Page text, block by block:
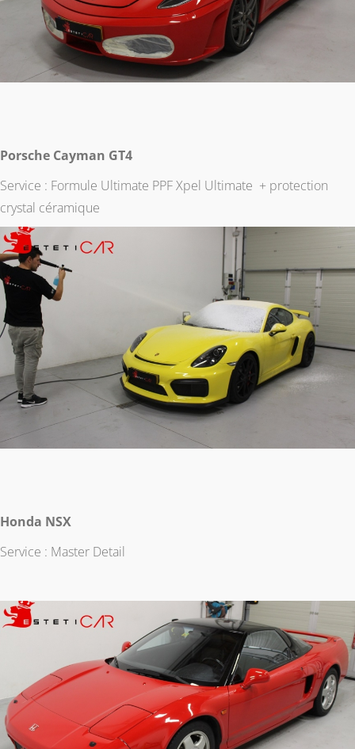
Porsche Cayman GT4
Service : Formule Ultimate PPF Xpel Ultimate + protection
crystal céramique
Honda NSX
Service : Master Detail